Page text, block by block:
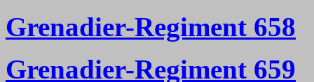
Grenadier-Regiment 658
Grenadier-Regiment 659